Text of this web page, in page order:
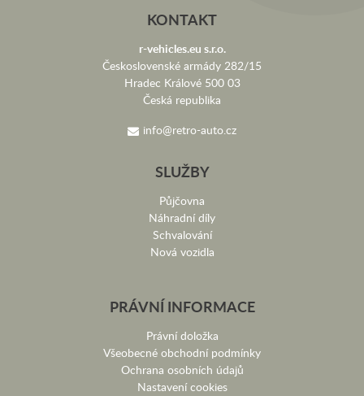
KONTAKT
r-vehicles.eu s.r.o.
Československé armády 282/15
Hradec Králové 500 03
Česká republika
info@retro-auto.cz
SLUŽBY
Půjčovna
Náhradní díly
Schvalování
Nová vozidla
PRÁVNÍ INFORMACE
Právní doložka
Všeobecné obchodní podmínky
Ochrana osobních údajů
Nastavení cookies